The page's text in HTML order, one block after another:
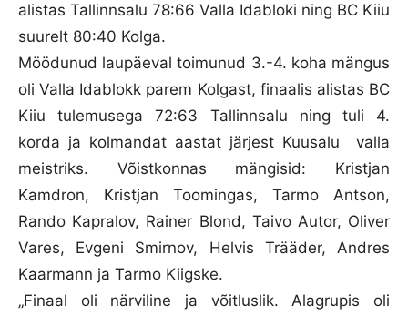
alistas Tallinnsalu 78:66 Valla Idabloki ning BC Kiiu
suurelt 80:40 Kolga.
Möödunud laupäeval toimunud 3.-4. koha mängus
oli Valla Idablokk parem Kolgast, finaalis alistas BC
Kiiu tulemusega 72:63 Tallinnsalu ning tuli 4.
korda ja kolmandat aastat järjest Kuusalu valla
meistriks. Võistkonnas mängisid: Kristjan
Kamdron, Kristjan Toomingas, Tarmo Antson,
Rando Kapralov, Rainer Blond, Taivo Autor, Oliver
Vares, Evgeni Smirnov, Helvis Trääder, Andres
Kaarmann ja Tarmo Kiigske.
„Finaal oli närviline ja võitluslik. Alagrupis oli